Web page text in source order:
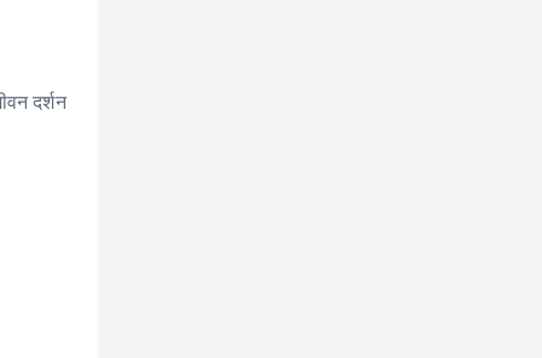
दर्शन